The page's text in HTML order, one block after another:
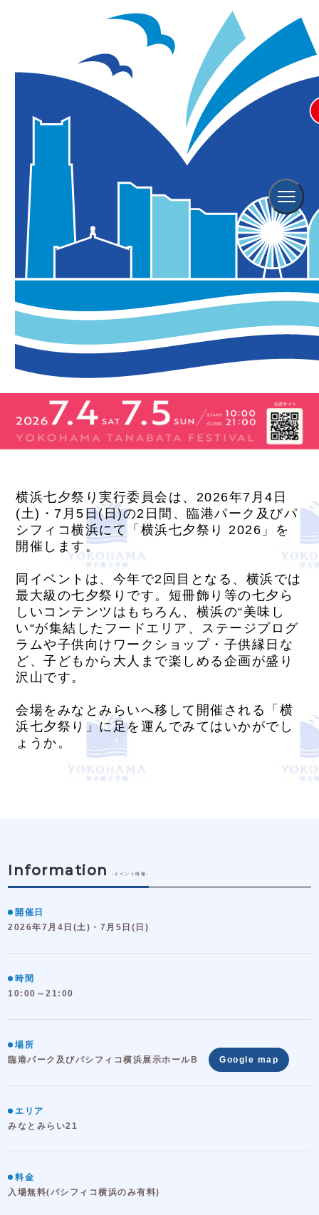
横浜七夕祭り 2026
横浜七夕祭り実行委員会は、2026年7月4日
(土)・7月5日(日)の2日間、臨港パーク及びパ
シフィコ横浜にて「横浜七夕祭り 2026」を
開催します。
同イベントは、今年で2回目となる、横浜では
最大級の七夕祭りです。短冊飾り等の七夕ら
しいコンテンツはもちろん、横浜の“美味し
い“が集結したフードエリア、ステージプログ
ラムや子供向けワークショップ・子供縁日な
ど、子どもから大人まで楽しめる企画が盛り
沢山です。
会場をみなとみらいへ移して開催される「横
浜七夕祭り」に足を運んでみてはいかがでし
ょうか。
Information -イベント情報-
開催日
2026年7月4日(土)・7月5日(日)
時間
10:00～21:00
場所
臨港パーク及びパシフィコ横浜展示ホールB
Google map
エリア
みなとみらい21
料金
入場無料(パシフィコ横浜のみ有料)